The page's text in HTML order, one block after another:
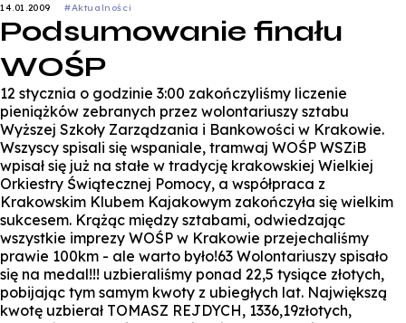
14.01.2009 #Aktualności
Podsumowanie finału
WOŚP
12 stycznia o godzinie 3:00 zakończyliśmy liczenie
pieniążków zebranych przez wolontariuszy sztabu
Wyższej Szkoły Zarządzania i Bankowości w Krakowie.
Wszyscy spisali się wspaniale, tramwaj WOŚP WSZiB
wpisał się już na stałe w tradycję krakowskiej Wielkiej
Orkiestry Świątecznej Pomocy, a współpraca z
Krakowskim Klubem Kajakowym zakończyła się wielkim
sukcesem. Krążąc między sztabami, odwiedzając
wszystkie imprezy WOŚP w Krakowie przejechaliśmy
prawie 100km - ale warto było!63 Wolontariuszy spisało
się na medal!!! uzbieraliśmy ponad 22,5 tysiące złotych,
pobijając tym samym kwoty z ubiegłych lat. Największą
kwotę uzbierał TOMASZ REJDYCH, 1336,19złotych,